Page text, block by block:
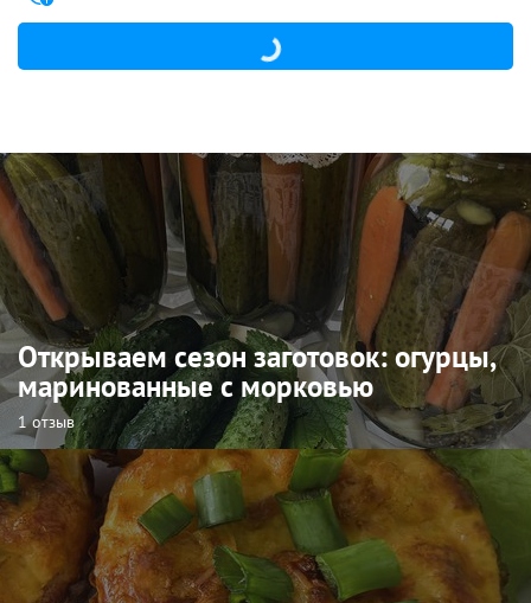
Открываем сезон заготовок: огурцы,
маринованные с морковью
1 отзыв